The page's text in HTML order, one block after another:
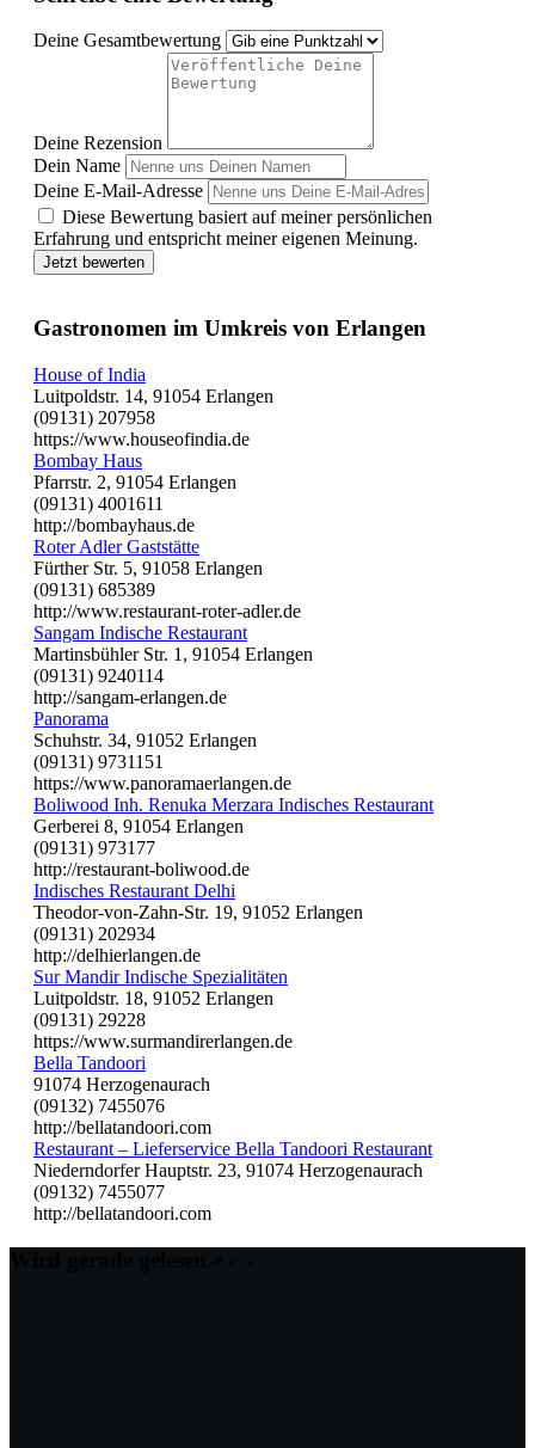
Deine Gesamtbewertung
Deine Rezension
Dein Name
Deine E-Mail-Adresse
Diese Bewertung basiert auf meiner persönlichen
Erfahrung und entspricht meiner eigenen Meinung.
Jetzt bewerten
Gastronomen im Umkreis von Erlangen
House of India
Luitpoldstr. 14, 91054 Erlangen
(09131) 207958
https://www.houseofindia.de
Bombay Haus
Pfarrstr. 2, 91054 Erlangen
(09131) 4001611
http://bombayhaus.de
Roter Adler Gaststätte
Fürther Str. 5, 91058 Erlangen
(09131) 685389
http://www.restaurant-roter-adler.de
Sangam Indische Restaurant
Martinsbühler Str. 1, 91054 Erlangen
(09131) 9240114
http://sangam-erlangen.de
Panorama
Schuhstr. 34, 91052 Erlangen
(09131) 9731151
https://www.panoramaerlangen.de
Boliwood Inh. Renuka Merzara Indisches Restaurant
Gerberei 8, 91054 Erlangen
(09131) 973177
http://restaurant-boliwood.de
Indisches Restaurant Delhi
Theodor-von-Zahn-Str. 19, 91052 Erlangen
(09131) 202934
http://delhierlangen.de
Sur Mandir Indische Spezialitäten
Luitpoldstr. 18, 91052 Erlangen
(09131) 29228
https://www.surmandirerlangen.de
Bella Tandoori
91074 Herzogenaurach
(09132) 7455076
http://bellatandoori.com
Restaurant – Lieferservice Bella Tandoori Restaurant
Niederndorfer Hauptstr. 23, 91074 Herzogenaurach
(09132) 7455077
http://bellatandoori.com